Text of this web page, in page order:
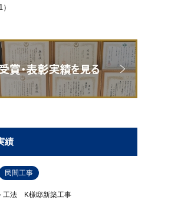
績
民間工事
工法 K様邸新築工事